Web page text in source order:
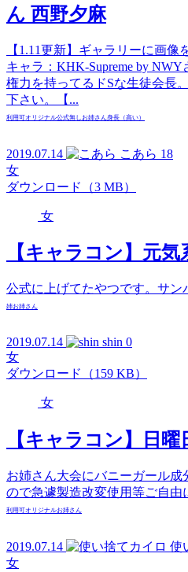
ん 西野夕麻
【1.11更新】ギャラリーに画
キャラ：KHK-Supreme by
権力を持ってるドSな生徒会長
下さい。【...
利用可オリジナル公式無し お姉さん 身長（高い）
2019.07.14 こあら 18
女
ダウンロード（3 MB）
女
【キャラコン】元
公式に上げてたやつです。サン
姉お姉さん
2019.07.14 shin 0
女
ダウンロード（159 KB）
女
【キャラコン】日
お姉さん大会にバニーガール
ので急遽製造改変使用等ご自由
利用可オリジナルお姉さん
2019.07.14 使
女